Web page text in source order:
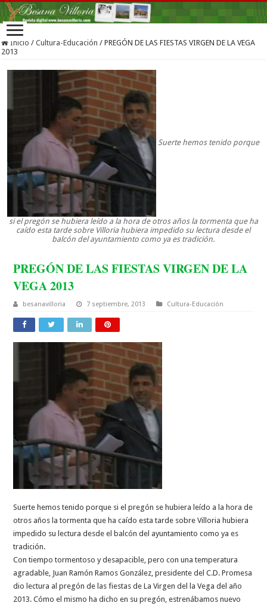
Inicio / Cultura-Educación / PREGÓN DE LAS FIESTAS VIRGEN DE LA VEGA
2013
Suerte hemos tenido porque
si el pregón se hubiera leído a la hora de otros años la tormenta que ha
caído esta tarde sobre Villoria hubiera impedido su lectura desde el
balcón del ayuntamiento como ya es tradición.
PREGÓN DE LAS FIESTAS VIRGEN DE LA
VEGA 2013
besanavilloria 7 septiembre, 2013 Cultura-Educación
Suerte hemos tenido porque si el pregón se hubiera leído a la hora de
otros años la tormenta que ha caído esta tarde sobre Villoria hubiera
impedido su lectura desde el balcón del ayuntamiento como ya es
tradición.
Con tiempo tormentoso y desapacible, pero con una temperatura
agradable, Juan Ramón Ramos González, presidente del C.D. Promesa
dio lectura al pregón de las fiestas de La Virgen del la Vega del año
2013. Cómo el mismo ha dicho en su pregón, estrenábamos nuevo